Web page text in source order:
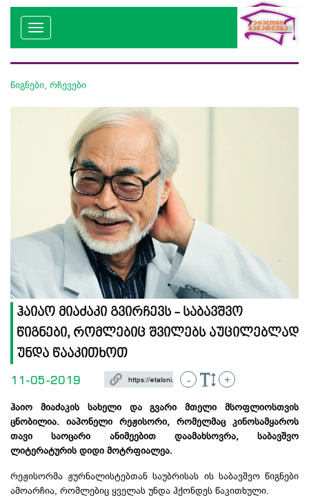
წიგნები რჩევები
ჰაიაო მიაძაკი გვირჩევს - საბავშვო
წიგნები, რომლებიც შვილებს აუცილებლად
უნდა წააკითხოთ
11-05-2019 - +
ჰაიო მიაძაკის სახელი და გვარი მთელი მსოფლიოსთვის
ცნობილია. იაპონელი რეჟისორი, რომელმაც კინოსამყაროს
თავი საოცარი ანიმეებით დაამახსოვრა, საბავშვო
ლიტერატურის დიდი მოტრფიალეა.
რეჟისორმა ჟურნალისტებთან საუბრისას ის საბავშვო წიგნები
ამოარჩია, რომლებიც ყველას უნდა ჰქონდეს წაკითხული.